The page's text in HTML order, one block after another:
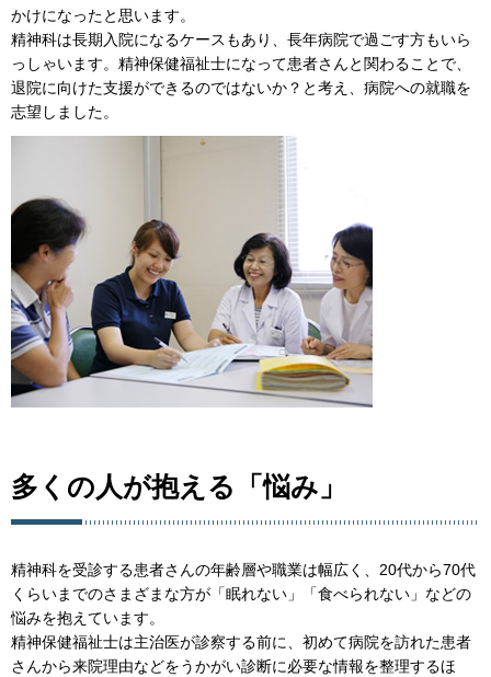
かけになったと思います。
精神科は長期入院になるケースもあり、長年病院で過ごす方もいら
っしゃいます。精神保健福祉士になって患者さんと関わることで、
退院に向けた支援ができるのではないか？と考え、病院への就職を
志望しました。
多くの人が抱える「悩み」
精神科を受診する患者さんの年齢層や職業は幅広く、20代から70代
くらいまでのさまざまな方が「眠れない」「食べられない」などの
悩みを抱えています。
精神保健福祉士は主治医が診察する前に、初めて病院を訪れた患者
さんから来院理由などをうかがい診断に必要な情報を整理するほ